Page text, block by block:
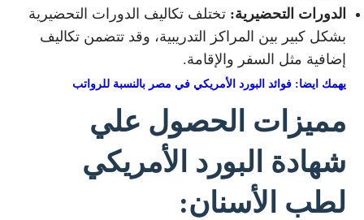
الدورات التحضيرية: تختلف تكاليف الدورات التحضيرية
بشكل كبير بين المراكز التدريبية، وقد تتضمن تكاليف
إضافية مثل السفر والإقامة.
يهمك ايضا: فوائد البورد الأمريكي في مصر بالنسبة للرواتب
مميزات الحصول علي
شهادة البورد الأمريكي
لطب الأسنان: